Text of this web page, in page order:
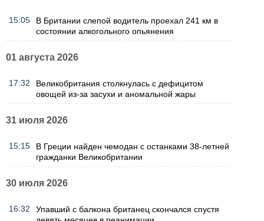
15:05
В Британии слепой водитель проехал 241 км в
состоянии алкогольного опьянения
01 августа 2026
17:32
Великобритания столкнулась с дефицитом
овощей из-за засухи и аномальной жары
31 июля 2026
15:15
В Греции найден чемодан с останками 38-летней
гражданки Великобритании
30 июля 2026
16:32
Упавший с балкона британец скончался спустя